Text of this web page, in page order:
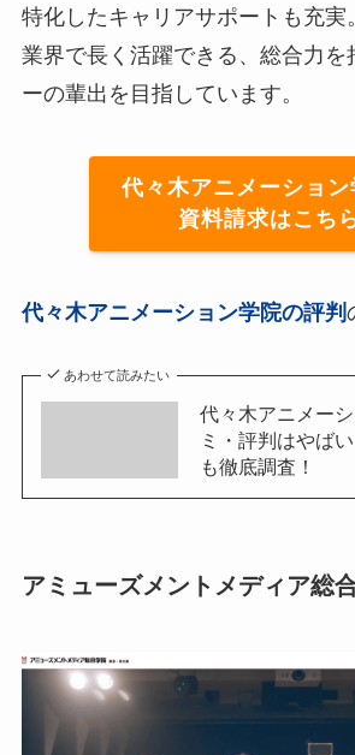
特化したキャリアサポートも充実
業界で長く活躍できる、総合力を
ーの輩出を目指しています。
代々木アニメーション
資料請求はこち
代々木アニメーション学院の評判
あわせて読みたい
代々木アニメー
ミ・評判はやば
も徹底調査！
アミューズメントメディア総